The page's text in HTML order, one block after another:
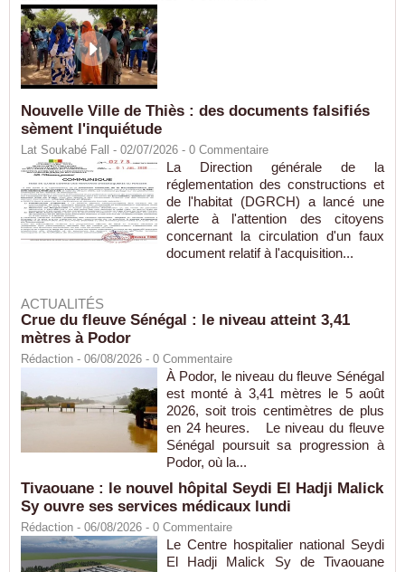
Nouvelle Ville de Thiès : des documents falsifiés
sèment l'inquiétude
Lat Soukabé Fall - 02/07/2026 - 0 Commentaire
La Direction générale de la
réglementation des constructions et
de l'habitat (DGRCH) a lancé une
alerte à l'attention des citoyens
concernant la circulation d'un faux
document relatif à l'acquisition...
ACTUALITÉS
Crue du fleuve Sénégal : le niveau atteint 3,41
mètres à Podor
Rédaction - 06/08/2026 - 0 Commentaire
À Podor, le niveau du fleuve Sénégal
est monté à 3,41 mètres le 5 août
2026, soit trois centimètres de plus
en 24 heures. Le niveau du fleuve
Sénégal poursuit sa progression à
Podor, où la...
Tivaouane : le nouvel hôpital Seydi El Hadji Malick
Sy ouvre ses services médicaux lundi
Rédaction - 06/08/2026 - 0 Commentaire
Le Centre hospitalier national Seydi
El Hadji Malick Sy de Tivaouane